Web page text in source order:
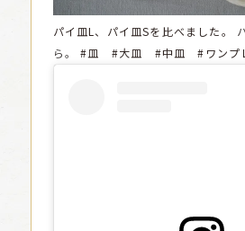
パイ皿L、パイ皿Sを比べました。
ら。
#皿 #大皿 #中皿 #ワンプ